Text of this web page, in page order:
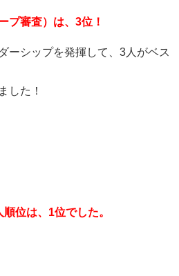
プ審査）は、3位！
ーシップを発揮して、3人がベス
した！
位は、1位でした。